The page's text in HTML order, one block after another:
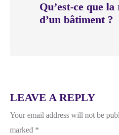
Qu’est-ce que
d’un bâtiment ?
LEAVE A REPLY
Your email address will not be
marked *